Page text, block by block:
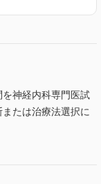
神経内科専門医試
たは治療法選択に